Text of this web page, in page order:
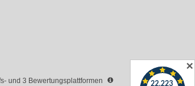
und 3 Bewertungsplattformen
✕